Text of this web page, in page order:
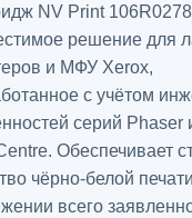
NV Print
решение для
и МФУ Xerox,
с учётом
серий Phaser
Обеспечивает
чёрно-белой
всего